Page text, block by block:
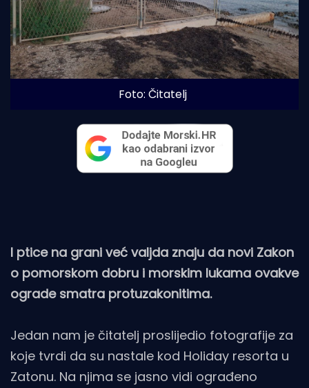
Foto: Čitatelj
I ptice na grani već valjda znaju da novi Zakon
o pomorskom dobru i morskim lukama ovakve
ograde smatra protuzakonitima.
Jedan nam je čitatelj proslijedio fotografije za
koje tvrdi da su nastale kod Holiday resorta u
Zatonu. Na njima se jasno vidi ograđeno